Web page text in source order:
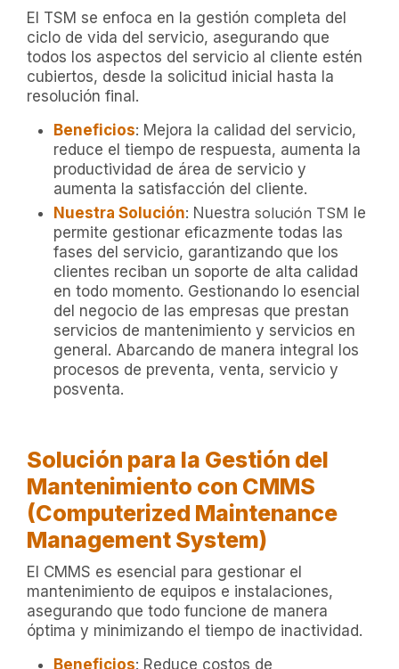
El TSM se enfoca en la gestión completa del
ciclo de vida del servicio, asegurando que
todos los aspectos del servicio al cliente estén
cubiertos, desde la solicitud inicial hasta la
resolución final.
Beneficios: Mejora la calidad del servicio,
reduce el tiempo de respuesta, aumenta la
productividad de área de servicio y
aumenta la satisfacción del cliente.
Nuestra Solución: Nuestra solución TSM le
permite gestionar eficazmente todas las
fases del servicio, garantizando que los
clientes reciban un soporte de alta calidad
en todo momento. Gestionando lo esencial
del negocio de las empresas que prestan
servicios de mantenimiento y servicios en
general. Abarcando de manera integral los
procesos de preventa, venta, servicio y
posventa.
Solución para la Gestión del
Mantenimiento con CMMS
(Computerized Maintenance
Management System)
El CMMS es esencial para gestionar el
mantenimiento de equipos e instalaciones,
asegurando que todo funcione de manera
óptima y minimizando el tiempo de inactividad.
Beneficios: Reduce costos de